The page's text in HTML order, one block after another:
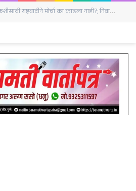
अजित पवारांच्या मृत्यूच्या चौकशीसाठी राष्ट्रवादीने मोर्चा का काढला नाही?; निवास शेळके यांचा सवाल